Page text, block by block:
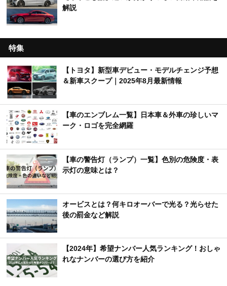
解説
特集
【トヨタ】新型車デビュー・モデルチェンジ予想
＆新車スクープ｜2025年8月最新情報
【車のエンブレム一覧】日本車＆外車の珍しいマ
ーク・ロゴを完全網羅
【車の警告灯（ランプ）一覧】色別の危険度・表
示灯の意味とは？
オービスとは？何キロオーバーで光る？光らせた
後の罰金など解説
【2024年】希望ナンバー人気ランキング！おしゃ
れなナンバーの選び方を紹介